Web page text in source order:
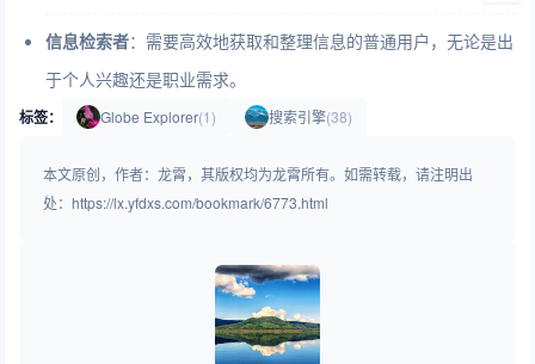
信息检索者：需要高效地获取和整理信息的普通用户，无论是出
于个人兴趣还是职业需求。
标签： Globe Explorer(1) 搜索引擎(38)
本文原创，作者：龙霄，其版权均为龙霄所有。如需转载，请注明出
处：https://lx.yfdxs.com/bookmark/6773.html